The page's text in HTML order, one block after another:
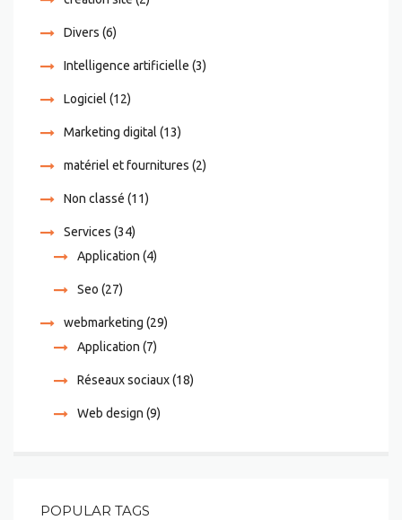
Divers (6)
Intelligence artificielle (3)
Logiciel (12)
Marketing digital (13)
matériel et fournitures (2)
Non classé (11)
Services (34)
Application (4)
Seo (27)
webmarketing (29)
Application (7)
Réseaux sociaux(18)
Web design (9)
POPULAR TAGS